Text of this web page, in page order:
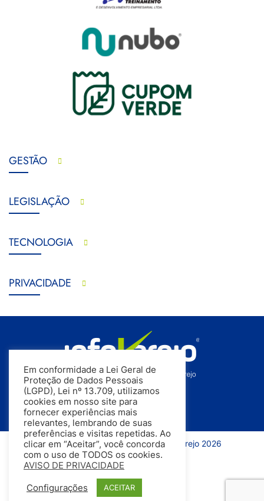
GESTÃO
LEGISLAÇÃO
TECNOLOGIA
PRIVACIDADE
Todos os direitos reservados | InfoVarejo 2026
Em conformidade a Lei Geral de
Proteção de Dados Pessoais
(LGPD), Lei nº 13.709, utilizamos
cookies em nosso site para
fornecer experiências mais
relevantes, lembrando de suas
preferências e visitas repetidas. Ao
clicar em “Aceitar”, você concorda
com o uso de TODOS os cookies.
AVISO DE PRIVACIDADE
Configurações ACEITAR